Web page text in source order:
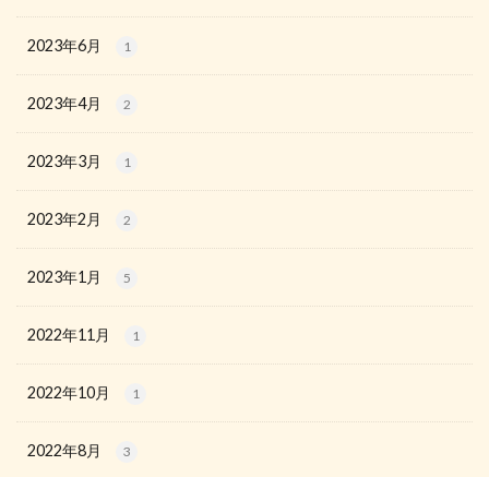
2023年6月 1
2023年4月 2
2023年3月 1
2023年2月 2
2023年1月 5
2022年11月 1
2022年10月 1
2022年8月 3